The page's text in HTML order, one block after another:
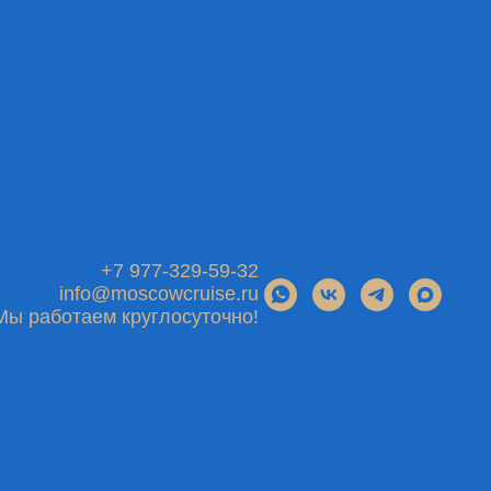
+7 977-329-59-32
info@moscowcruise.ru
работаем круглосуточно!